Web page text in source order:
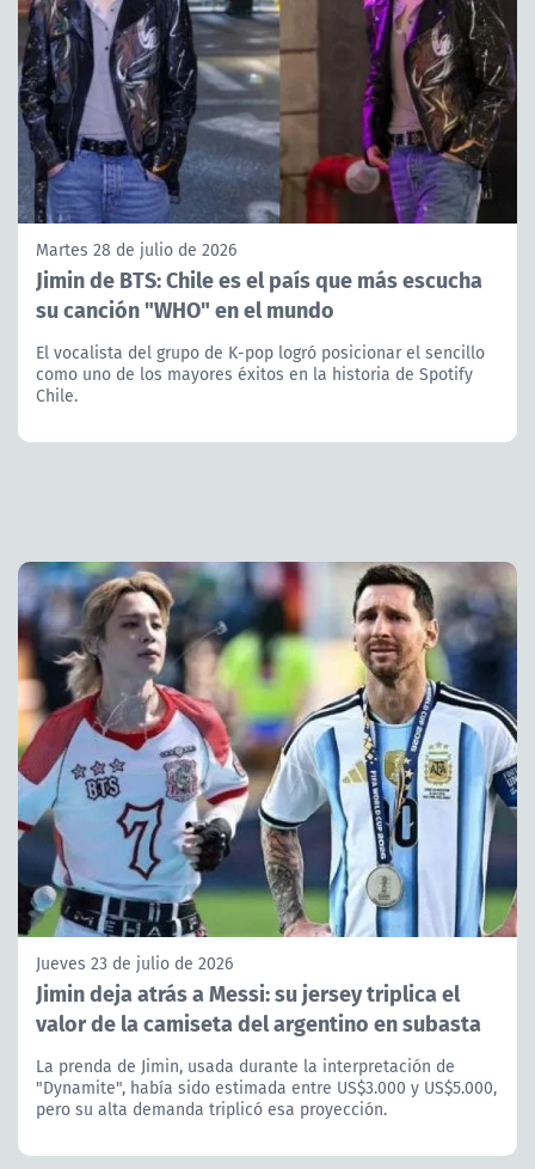
Martes 28 de julio de 2026
Jimin de BTS: Chile es el país que más escucha
su canción "WHO" en el mundo
El vocalista del grupo de K-pop logró posicionar el sencillo
como uno de los mayores éxitos en la historia de Spotify
Chile.
Jueves 23 de julio de 2026
Jimin deja atrás a Messi: su jersey triplica el
valor de la camiseta del argentino en subasta
La prenda de Jimin, usada durante la interpretación de
"Dynamite", había sido estimada entre US$3.000 y US$5.000,
pero su alta demanda triplicó esa proyección.